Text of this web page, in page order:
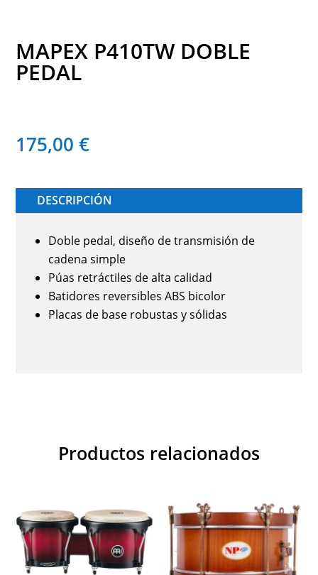
MAPEX P410TW DOBLE
PEDAL
175,00€
DESCRIPCIÓN
Doble pedal, diseño de transmisión de
cadena simple
Púas retráctiles de alta calidad
Batidores reversibles ABS bicolor
Placas de base robustas y sólidas
Productos relacionados